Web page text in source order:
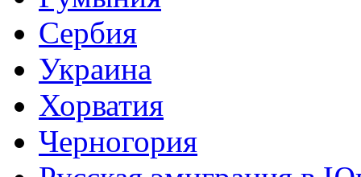
Сербия
Украина
Хорватия
Черногория